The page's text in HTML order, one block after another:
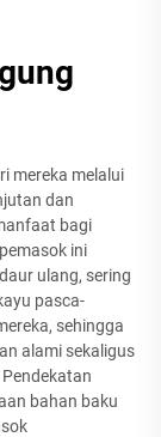
mereka melalui
dan
bagi
ini
ulang, sering
pasca-
sehingga
alami sekaligus
bahan baku